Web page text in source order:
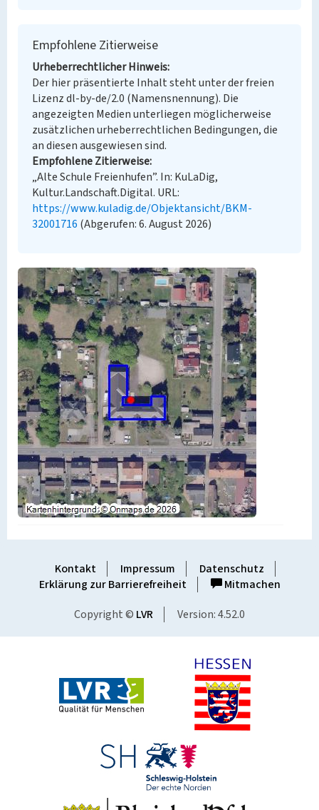
Empfohlene Zitierweise
Urheberrechtlicher Hinweis
Der hier präsentierte Inhalt steht unter der freien
Lizenz dl-by-de/2.0 (Namensnennung). Die
angezeigten Medien unterliegen möglicherweise
zusätzlichen urheberrechtlichen Bedingungen, die
an diesen ausgewiesen sind.
Empfohlene Zitierweise
„Alte Schule Freienhufen”. In: KuLaDig,
Kultur.Landschaft.Digital. URL:
https://www.kuladig.de/Objektansicht/BKM-
32001716 (Abgerufen: 6. August 2026)
Kontakt Impressum
Datenschutz
Erklärung zur Barrierefreiheit
Mitmachen
Copyright © LVR Version: 4.52.0